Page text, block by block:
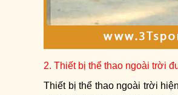
2. Thiết bị thể thao ngoài trời
Thiết bị thể thao ngoài trời